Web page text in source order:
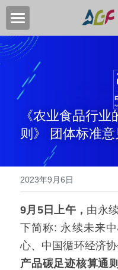
首页
关于我们
中国高质量转型目标
加入我们
新闻中心
永续活动
EN
《农业食品行
则》 团体标准
2023年9月6日
9月5日上午， 由永
下简称: 永续未来
心、中国循环经济
产品碳足迹核算通